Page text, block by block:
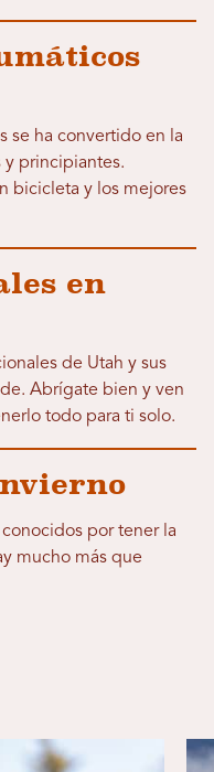
se ha convertido en la
y principiantes.
bicicleta y los mejores
en
de Utah y sus
Abrígate bien y ven
todo para ti solo.
por tener la
mucho más que